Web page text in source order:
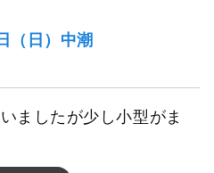
（日）中潮
ましたが少し小型がま